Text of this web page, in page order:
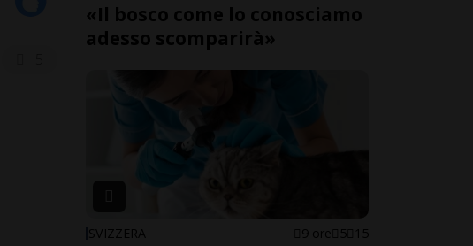
«Il bosco come lo conosciamo
adesso scomparirà»
SVIZZERA 9 ore 5 15